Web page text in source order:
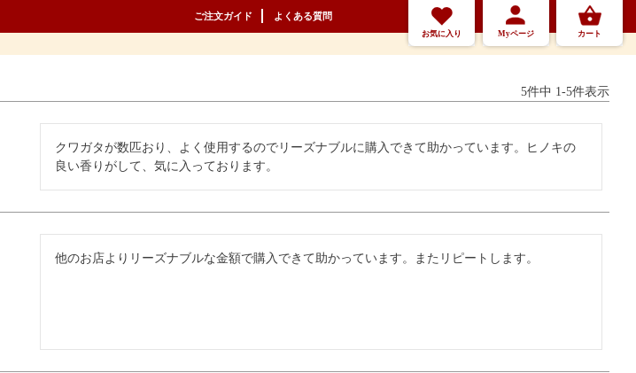
ご注文ガイド よくある質問
お気に入り Myページ カート
5件中 1-5件表示
クワガタが数匹おり、よく使用するのでリーズナブルに購入できて助かっています。ヒノキの
良い香りがして、気に入っております。
他のお店よりリーズナブルな金額で購入できて助かっています。またリピートします。